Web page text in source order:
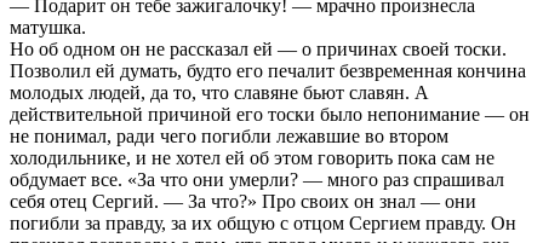
— Подарит он тебе зажигалочку! — мрачно произнесла
матушка.
Но об одном он не рассказал ей — о причинах своей тоски.
Позволил ей думать, будто его печалит безвременная кончина
молодых людей, да то, что славяне бьют славян. А
действительной причиной его тоски было непонимание — он
не понимал, ради чего погибли лежавшие во втором
холодильнике, и не хотел ей об этом говорить пока сам не
обдумает все. «За что они умерли? — много раз спрашивал
себя отец Сергий. — За что?» Про своих он знал — они
погибли за правду, за их общую с отцом Сергием правду. Он